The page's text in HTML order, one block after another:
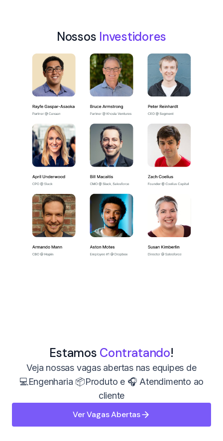
Nossos Investidores
Estamos Contratando!
Veja nossas vagas abertas nas equipes de
💻Engenharia 📦Produto e 🎧 Atendimento ao
cliente
Ver Vagas Abertas